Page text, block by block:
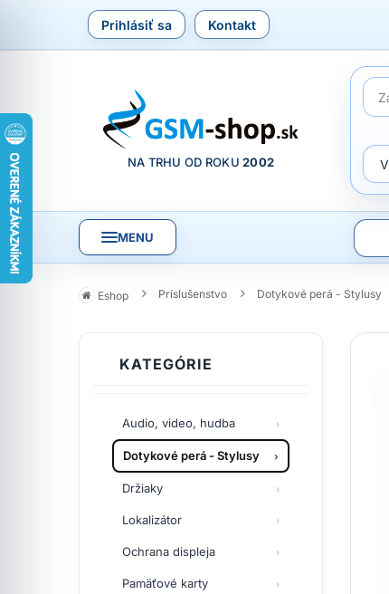
Prihlásiť sa Kontakt
NA TRHU OD ROKU2002
MENU
Eshop Príslušenstvo Dotykové perá - Stylusy
KATEGÓRIE
Audio, video, hudba
Dotykové perá - Stylusy
Držiaky
Lokalizátor
Ochrana displeja
Pamäťové karty